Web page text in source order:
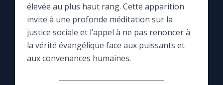
La vidéo de la semaine
Le compte Tiktok
élevée au plus haut rang. Cette apparition
invite à une profonde méditation sur la
justice sociale et l’appel à ne pas renoncer à
la vérité évangélique face aux puissants et
aux convenances humaines.